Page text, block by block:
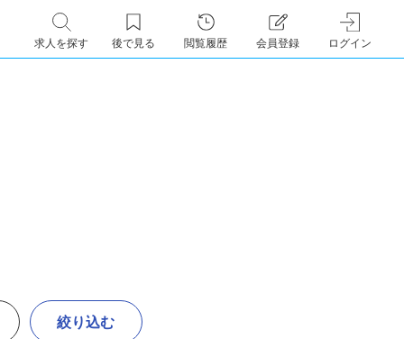
求人を探す 後で見る 閲覧履歴 会員登録 ログイン
絞り込む